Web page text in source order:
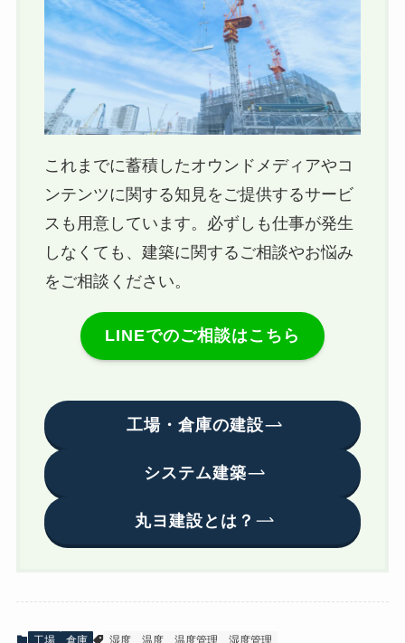
これまでに蓄積したオウンドメディアやコ
ンテンツに関する知見をご提供するサービ
スも用意しています。必ずしも仕事が発生
しなくても、建築に関するご相談やお悩み
をご相談ください。
LINEでのご相談はこちら
工場・倉庫の建設
システム建築
丸ヨ建設とは？